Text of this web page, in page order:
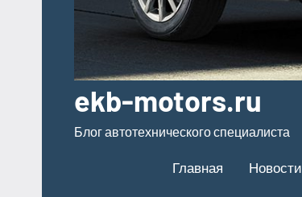
ekb-motors.ru
Блог автотехнического специалиста
Главная Новости